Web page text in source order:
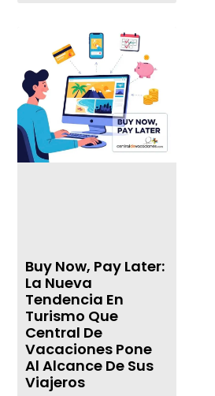
Buy Now, Pay Later:
La Nueva
Tendencia En
Turismo Que
Central De
Vacaciones Pone
Al Alcance De Sus
Viajeros